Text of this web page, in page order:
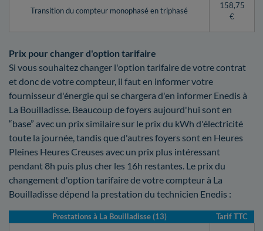
Transition du compteur monophasé en triphasé
158,75
€
Prix pour changer d'option tarifaire
Si vous souhaitez changer l'option tarifaire de votre contrat
et donc de votre compteur, il faut en informer votre
fournisseur d'énergie qui se chargera d'en informer Enedis à
La Bouilladisse. Beaucoup de foyers aujourd'hui sont en
“base” avec un prix similaire sur le prix du kWh d'électricité
toute la journée, tandis que d'autres foyers sont en Heures
Pleines Heures Creuses avec un prix plus intéressant
pendant 8h puis plus cher les 16h restantes. Le prix du
changement d'option tarifaire de votre compteur à La
Bouilladisse dépend la prestation du technicien Enedis :
Prestations à La Bouilladisse (13) Tarif TTC